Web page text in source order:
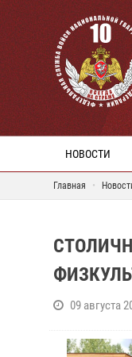
НОВОСТИ
Главная
09 августа